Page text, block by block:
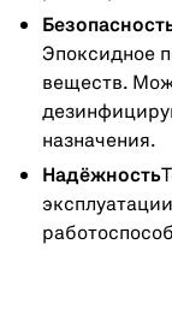
Эпоксидное
веществ.
назначения.
Надёжность